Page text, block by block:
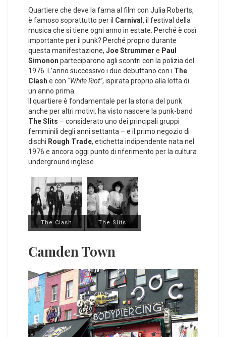
Quartiere che deve la fama al film con Julia Roberts,
è famoso soprattutto per il Carnival , il festival della
musica che si tiene ogni anno in estate. Perché è così
importante per il punk? Perché proprio durante
questa manifestazione, Joe Strummer e Paul
Simonon parteciparono agli scontri con la polizia del
1976. L’anno successivo i due debuttano con i The
Clash e con “White Riot”, ispirata proprio alla lotta di
un anno prima.
Il quartiere è fondamentale per la storia del punk
anche per altri motivi: ha visto nascere la punk-band
The Slits – considerato uno dei principali gruppi
femminili degli anni settanta – e il primo negozio di
dischi Rough Trade, etichetta indipendente nata nel
1976 e ancora oggi punto di riferimento per la cultura
underground inglese.
The Clash The Slits
Camden Town